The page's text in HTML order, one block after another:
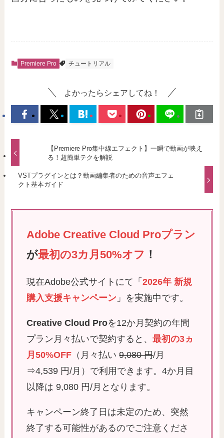
Premiere Pro チュートリアル
よかったらシェアしてね！
【Premiere Pro集中線エフェクト】一瞬で動画が映え
る！超簡単テクを解説
VSTプラグインとは？動画編集者のための音声エフェ
クト基本ガイド
Adobe Creative Cloud Proプラン
が最初の3カ月50%オフ ！
現在Adobe公式サイトにて「2026年 新規
購入支援キャンペーン 」を実施中です。
Creative Cloud Proを12か月契約の年間
プラン月々払いで契約すると、最初の3ヵ
月50%OFF （月々払い9,080 円/月
⇒4,539 円/月）​で利用できます。4か月目
以降は 9,080 円/月となります。
キャンペーン終了日は未定のため、突然
終了する可能性があるのでご注意くださ